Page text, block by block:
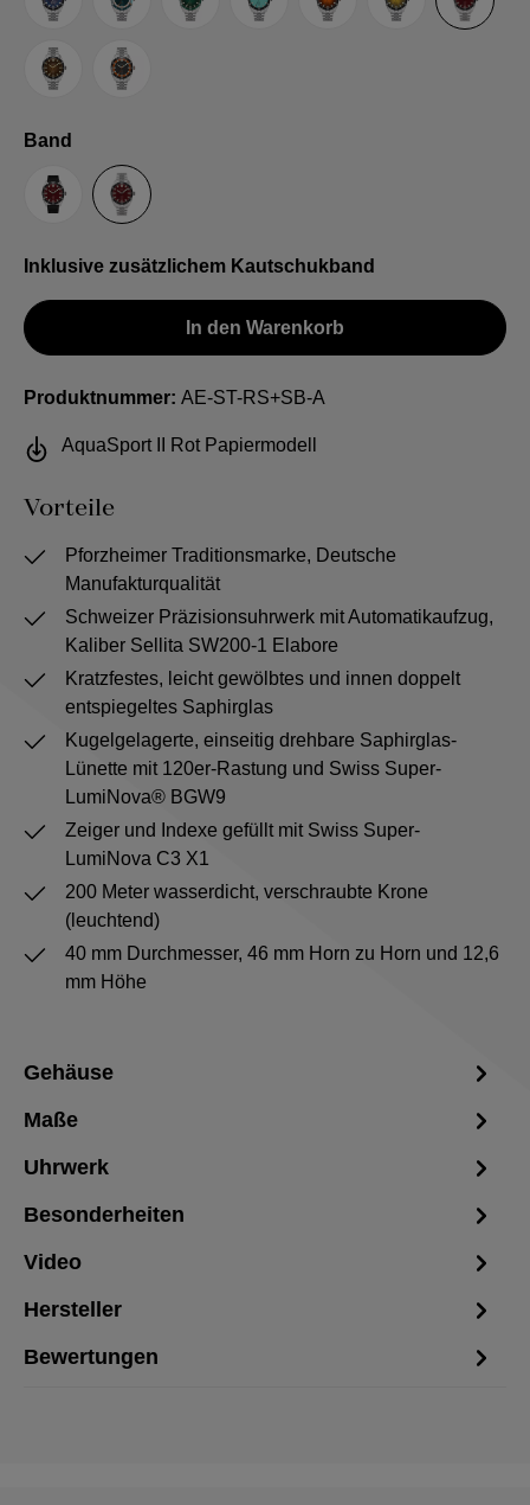
Original LEBlau Grün Türkis Orange Gelb Rot
Braun Grau
Band
Kautschukband
Stahlband
Inklusive zusätzlichem Kautschukband
In den Warenkorb
Produktnummer: AE-ST-RS+SB-A
AquaSport II Rot Papiermodell
Vorteile
Pforzheimer Traditionsmarke, Deutsche
Manufakturqualität
Schweizer Präzisionsuhrwerk mit Automatikaufzug,
Kaliber Sellita SW200-1 Elabore
Kratzfestes, leicht gewölbtes und innen doppelt
entspiegeltes Saphirglas
Kugelgelagerte, einseitig drehbare Saphirglas-
Lünette mit 120er-Rastung und Swiss Super-
LumiNova® BGW9
Zeiger und Indexe gefüllt mit Swiss Super-
LumiNova C3 X1
200 Meter wasserdicht, verschraubte Krone
(leuchtend)
40 mm Durchmesser, 46 mm Horn zu Horn und 12,6
mm Höhe
Gehäuse
Maße
Uhrwerk
Besonderheiten
Video
Hersteller
Bewertungen